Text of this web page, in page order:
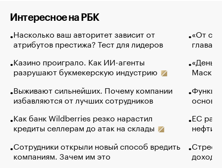
Интересное на РБК
Насколько ваш авторитет зависит от
атрибутов престижа? Тест для лидеров
Казино проиграло. Как ИИ-агенты
разрушают букмекерскую индустрию
Выживают сильнейших. Почему компании
избавляются от лучших сотрудников
Как банк Wildberries резко нарастил
кредиты селлерам до атак на склады
Сотрудники открыли новый способ вредить
компаниям. Зачем им это
«От
глава
Маск в
основ
ЕС
нефти